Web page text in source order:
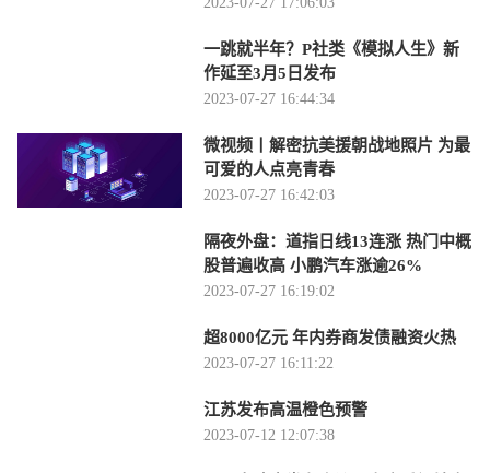
一跳就半年？P社类《模拟人生》新
作延至3月5日发布
2023-07-27 16:44:34
微视频丨解密抗美援朝战地照片 为最
可爱的人点亮青春
2023-07-27 16:42:03
隔夜外盘：道指日线13连涨 热门中概
股普遍收高 小鹏汽车涨逾26%
2023-07-27 16:19:02
超8000亿元 年内券商发债融资火热
2023-07-27 16:11:22
江苏发布高温橙色预警
2023-07-12 12:07:38